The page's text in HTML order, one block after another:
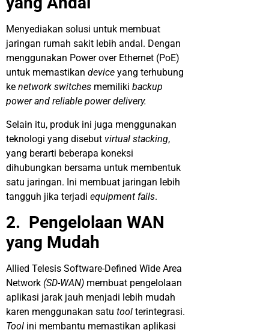
Menyediakan solusi untuk membuat
jaringan rumah sakit lebih andal. Dengan
menggunakan Power over Ethernet (PoE)
untuk memastikan device yang terhubung
ke network switches memiliki backup
power and reliable power delivery.
Selain itu, produk ini juga menggunakan
teknologi yang disebut virtual stacking,
yang berarti beberapa koneksi
dihubungkan bersama untuk membentuk
satu jaringan. Ini membuat jaringan lebih
tangguh jika terjadi equipment fails.
2. Pengelolaan WAN
yang Mudah
Allied Telesis Software-Defined Wide Area
Network (SD-WAN) membuat pengelolaan
aplikasi jarak jauh menjadi lebih mudah
karen menggunakan satu tool terintegrasi.
Tool ini membantu memastikan aplikasi